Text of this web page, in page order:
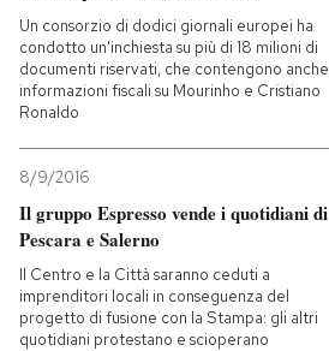
Un consorzio di dodici giornali europei ha
condotto un'inchiesta su più di 18 milioni di
documenti riservati, che contengono anche
informazioni fiscali su Mourinho e Cristiano
Ronaldo
8/9/2016
Il gruppo Espresso vende i quotidiani di
Pescara e Salerno
Il Centro e la Città saranno ceduti a
imprenditori locali in conseguenza del
progetto di fusione con la Stampa: gli altri
quotidiani protestano e scioperano